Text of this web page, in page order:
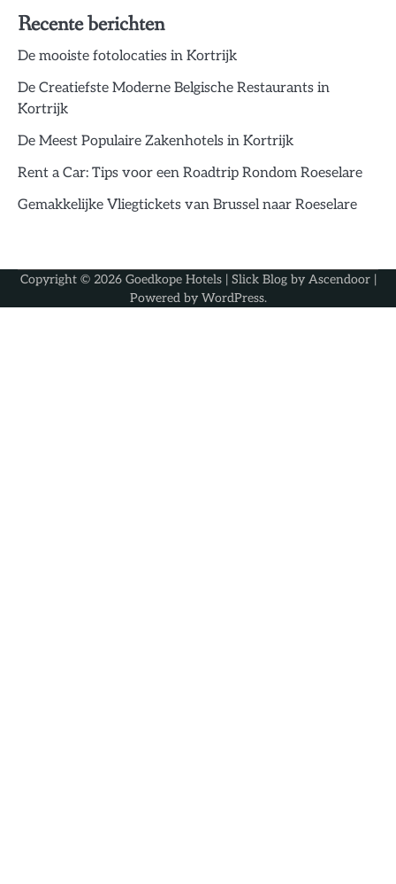
Recente berichten
De mooiste fotolocaties in Kortrijk
De Creatiefste Moderne Belgische Restaurants in
Kortrijk
De Meest Populaire Zakenhotels in Kortrijk
Rent a Car: Tips voor een Roadtrip Rondom Roeselare
Gemakkelijke Vliegtickets van Brussel naar Roeselare
Copyright © 2026 Goedkope Hotels| Slick Blog by Ascendoor|
Powered by WordPress.